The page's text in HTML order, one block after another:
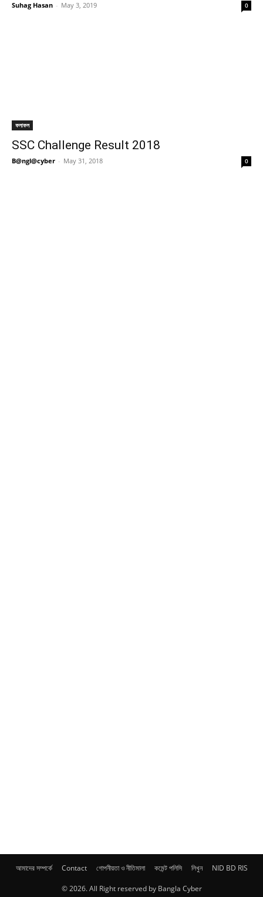
Suhag Hasan - May 3, 2019 0
ফলাফল
SSC Challenge Result 2018
B@ngl@cyber - May 31, 2018 0
আমাদের সম্পর্কে Contact গোপনীয়তা ও নীতিমালা কমেন্ট পলিসি লিখুন NID BD RIS
© 2026. All Right reserved by Bangla Cyber